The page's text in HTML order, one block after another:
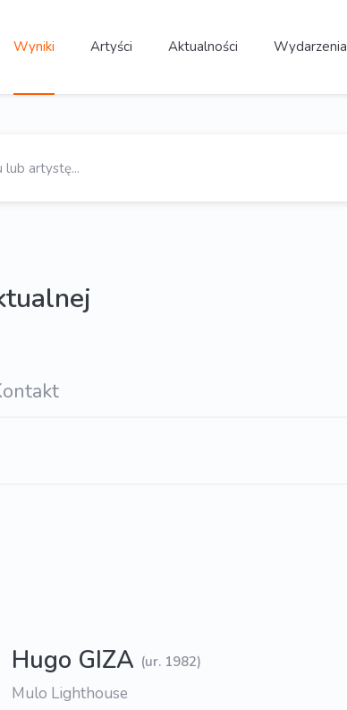
Wyniki Artyści Aktualności Wydarzenia
Hugo GIZA (ur. 1982)
Mulo Lighthouse